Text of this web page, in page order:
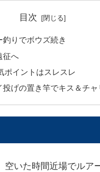
目次
釣りでボウズ続き
征へ
ポイントはスレスレ
投げの置き竿でキス＆チャ
空いた時間近場でルア